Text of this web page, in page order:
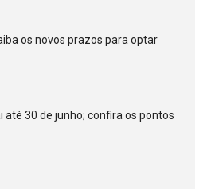
os novos prazos para optar
até 30 de junho; confira os pontos